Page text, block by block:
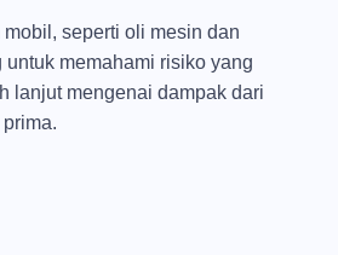
seperti oli mesin dan
memahami risiko yang
lanjut mengenai dampak dari